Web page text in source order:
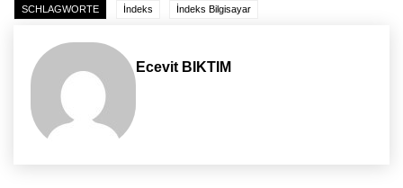
SCHLAGWORTE İndeks İndeks Bilgisayar
Ecevit BIKTIM